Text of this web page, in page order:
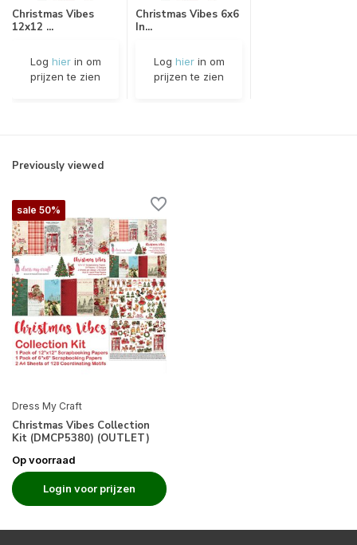
Christmas Vibes
12x12 ...
Log hierin om
prijzen te zien
Christmas Vibes 6x6
In...
Log hierin om
prijzen te zien
Previously viewed
sale 50%
Dress My Craft
Christmas Vibes Collection
Kit (DMCP5380) (OUTLET)
Op voorraad
Login voor prijzen